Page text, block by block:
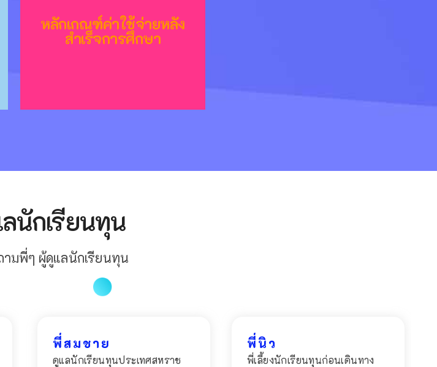
หลักเกณฑ์ค่าใช้จ่ายหลัง
สำเร็จการศึกษา
หลักเกณฑ์ค่าใช้จ่ายหลัง
สำเร็จการศึกษา
นักเรียนทุน
มพี่ๆ ผู้ดูแลนักเรียนทุน
พี่สมชาย
ดูแลนักเรียนทุนประเทศสหราช
พี่โอ๋
ดูแลนักเรียนทุนประเทศ
พี่สมชาย
ดูแลนักเรียนทุนประเทศสหราช
พี่นิว
พี่เลี้ยงนักเรียนทุนก่อนเดินทาง